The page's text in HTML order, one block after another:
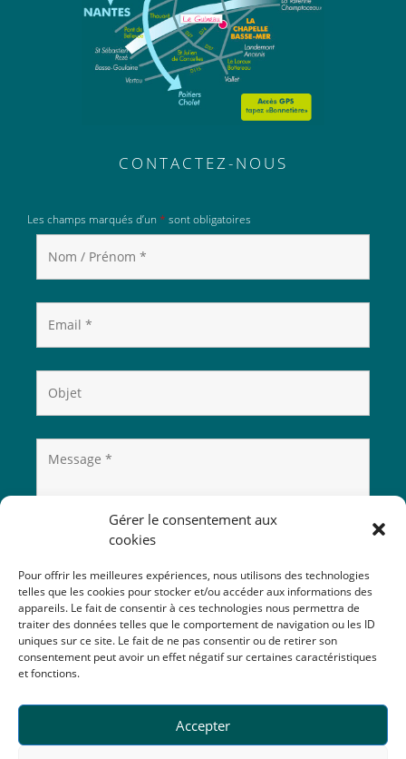
Gérer le consentement aux
cookies
Pour offrir les meilleures expériences, nous utilisons des technologies
telles que les cookies pour stocker et/ou accéder aux informations des
appareils. Le fait de consentir à ces technologies nous permettra de
traiter des données telles que le comportement de navigation ou les ID
uniques sur ce site. Le fait de ne pas consentir ou de retirer son
consentement peut avoir un effet négatif sur certaines caractéristiques
et fonctions.
Accepter
CONTACTEZ-NOUS
Les champs marqués d’un * sont obligatoires